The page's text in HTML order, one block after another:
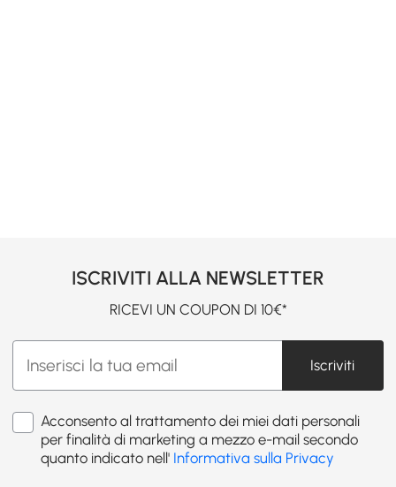
ISCRIVITI ALLA NEWSLETTER
RICEVI UN COUPON DI 10€*
Iscriviti
Acconsento al trattamento dei miei dati personali
per finalità di marketing a mezzo e-mail secondo
quanto indicato nell' Informativa sulla Privacy